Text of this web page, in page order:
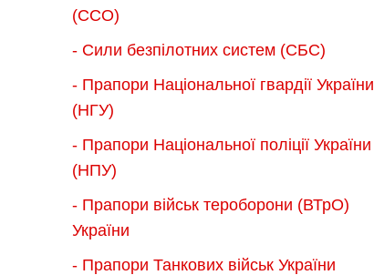
(ССО)
- Сили безпілотних систем (СБС)
- Прапори Національної гвардії України
(НГУ)
- Прапори Національної поліції України
(НПУ)
- Прапори військ тероборони (ВТрО)
України
- Прапори Танкових військ України